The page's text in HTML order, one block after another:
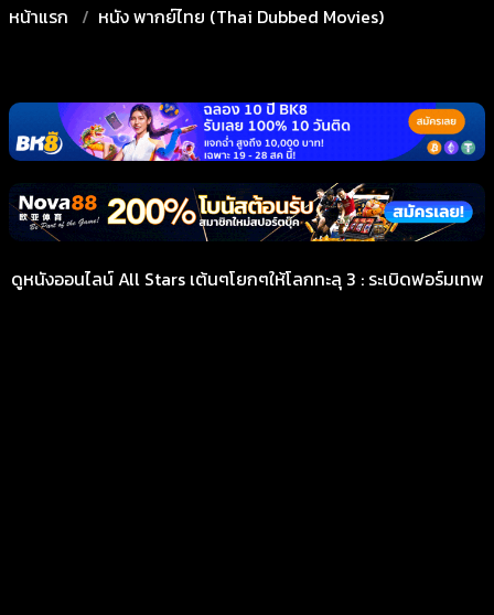
หน้าแรก
หนัง พากย์ไทย (Thai Dubbed Movies)
ดูหนังออนไลน์ All Stars เต้นๆโยกๆให้โลกทะลุ 3 : ระเบิดฟอร์มเทพ